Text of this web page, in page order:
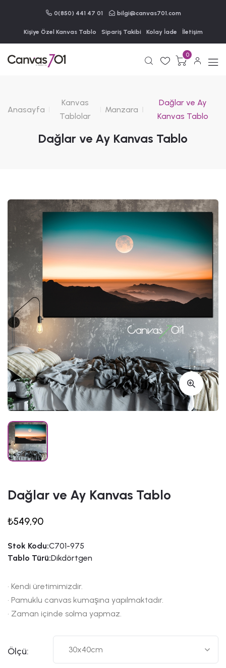
0(850) 441 47 01 bilgi@canvas701.com
Kişiye Özel Kanvas Tablo Sipariş Takibi Kolay İade İletişim
0
Anasayfa
Kanvas
Tablolar
Manzara
Dağlar ve Ay
Kanvas Tablo
Dağlar ve Ay Kanvas Tablo
Dağlar ve Ay Kanvas Tablo
₺549,90
Stok Kodu:C701-975
Tablo Türü:Dikdörtgen
• Kendi üretimimizdir.
• Pamuklu canvas kumaşına yapılmaktadır.
• Zaman içinde solma yapmaz.
Ölçü: